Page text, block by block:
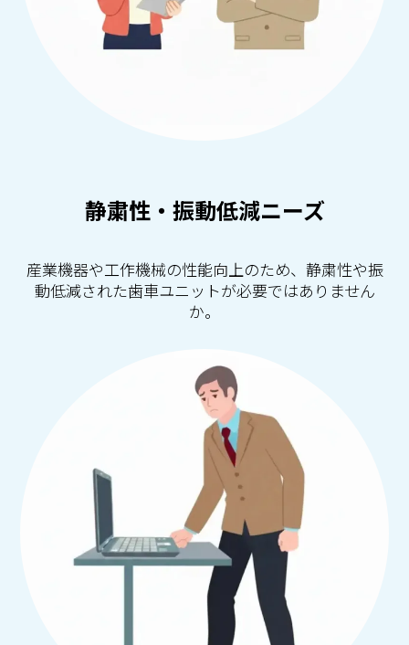
静粛性・振動低減ニーズ
産業機器や工作機械の性能向上のため、静粛性や振
動低減された歯車ユニットが必要ではありません
か。